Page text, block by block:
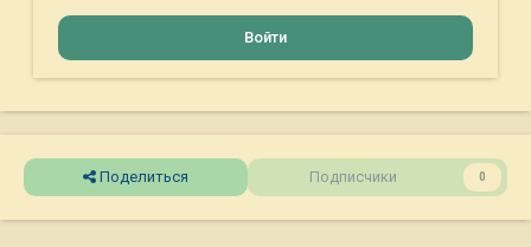
Войти
Поделиться Подписчики 0